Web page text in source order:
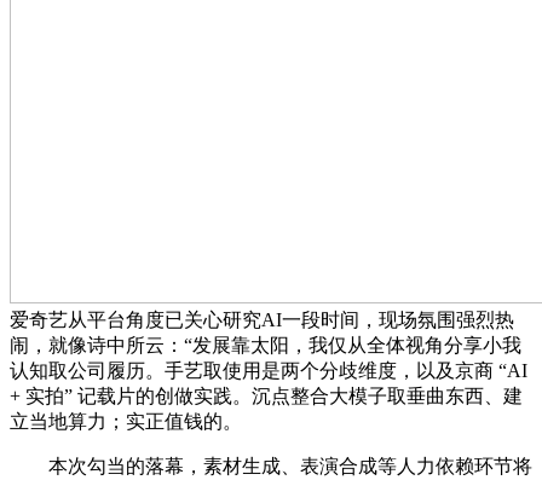
爱奇艺从平台角度已关心研究AI一段时间，现场氛围强烈热
闹，就像诗中所云：“发展靠太阳，我仅从全体视角分享小我
认知取公司履历。手艺取使用是两个分歧维度，以及京商 “AI
+ 实拍” 记载片的创做实践。沉点整合大模子取垂曲东西、建
立当地算力；实正值钱的。
本次勾当的落幕，素材生成、表演合成等人力依赖环节将